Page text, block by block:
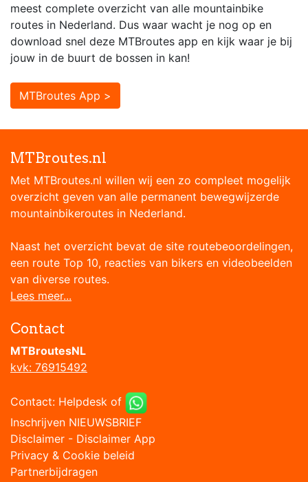
meest complete overzicht van alle mountainbike
routes in Nederland. Dus waar wacht je nog op en
download snel deze MTBroutes app en kijk waar je bij
jouw in de buurt de bossen in kan!
MTBroutes App >
MTBroutes.nl
Met MTBroutes.nl willen wij een zo compleet mogelijk
overzicht geven van alle permanent bewegwijzerde
mountainbikeroutes in Nederland.
Naast het overzicht bevat de site routebeoordelingen,
een route Top 10, reacties van bikers en videobeelden
van diverse routes.
Lees meer...
Contact
MTBroutesNL
kvk: 76915492
Contact: Helpdesk of
Inschrijven NIEUWSBRIEF
Disclaimer - Disclaimer App
Privacy & Cookie beleid
Partnerbijdragen